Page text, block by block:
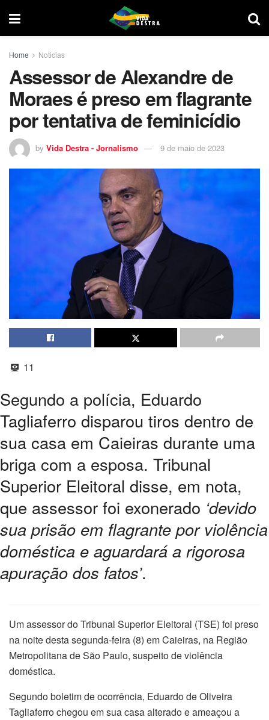
Home Noticias
Assessor de Alexandre de
Moraes é preso em flagrante
por tentativa de feminicídio
by Vida Destra - Jornalismo 9 de maio de 2023
11
Segundo a polícia, Eduardo
Tagliaferro disparou tiros dentro de
sua casa em Caieiras durante uma
briga com a esposa. Tribunal
Superior Eleitoral disse, em nota,
que assessor foi exonerado ‘devido
sua prisão em flagrante por violência
doméstica e aguardará a rigorosa
apuração dos fatos’.
Um assessor do Tribunal Superior Eleitoral (TSE) foi preso
na noite desta segunda-feira (8) em Caieiras, na Região
Metropolitana de São Paulo, suspeito de violência
doméstica.
Segundo boletim de ocorrência, Eduardo de Oliveira
Tagliaferro chegou em sua casa alterado e ameaçou a